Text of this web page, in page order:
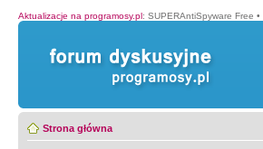
Aktualizacje na programosy.pl: SUPERAntiSpyware Free •
Strona główna